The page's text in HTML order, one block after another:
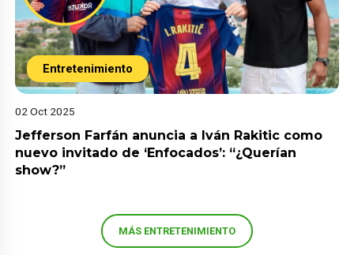
Entretenimiento
02 Oct 2025
Jefferson Farfán anuncia a Iván Rakitic como
nuevo invitado de ‘Enfocados’: “¿Querían
show?”
MÁS ENTRETENIMIENTO